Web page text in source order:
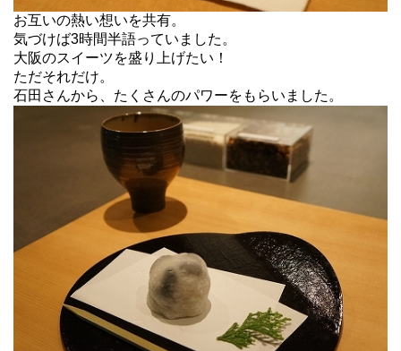
お互いの熱い想いを共有。
気づけば3時間半語っていました。
大阪のスイーツを盛り上げたい！
ただそれだけ。
石田さんから、たくさんのパワーをもらいました。